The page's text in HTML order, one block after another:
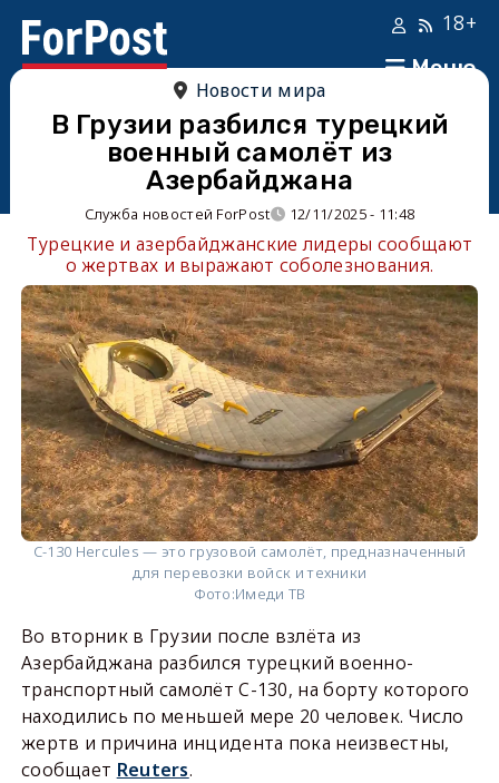
Меню
18+
Новости мира
В Грузии разбился турецкий
военный самолёт из
Азербайджана
Служба новостей ForPost 12/11/2025 - 11:48
Турецкие и азербайджанские лидеры сообщают
о жертвах и выражают соболезнования.
C-130 Hercules — это грузовой самолёт, предназначенный
для перевозки войск и техники
Фото:Имеди ТВ
Во вторник в Грузии после взлёта из
Азербайджана разбился турецкий военно-
транспортный самолёт C-130, на борту которого
находились по меньшей мере 20 человек. Число
жертв и причина инцидента пока неизвестны,
сообщает Reuters.